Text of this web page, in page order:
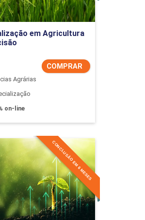
em Agricultura
COMPRAR
Agrárias
on-line
Comprar Agora
CONCLUSÃO EM 6 MESES
Especialização em
Ambiental
Detalhes do curso
Comprar Agora